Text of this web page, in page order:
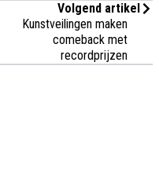
Volgend artikel
Kunstveilingen maken
comeback met
recordprijzen